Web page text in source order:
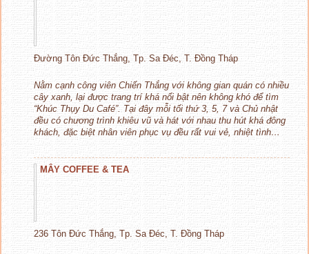
Đường Tôn Đức Thắng, Tp. Sa Đéc, T. Đồng Tháp
Nằm cạnh công viên Chiến Thắng với không gian quán có nhiều
cây xanh, lại được trang trí khá nổi bật nên không khó để tìm
“Khúc Thụy Du Café”. Tại đây mỗi tối thứ 3, 5, 7 và Chủ nhật
đều có chương trình khiêu vũ và hát với nhau thu hút khá đông
khách, đặc biệt nhân viên phục vụ đều rất vui vẻ, nhiệt tình…
MÂY COFFEE & TEA
236 Tôn Đức Thắng, Tp. Sa Đéc, T. Đồng Tháp